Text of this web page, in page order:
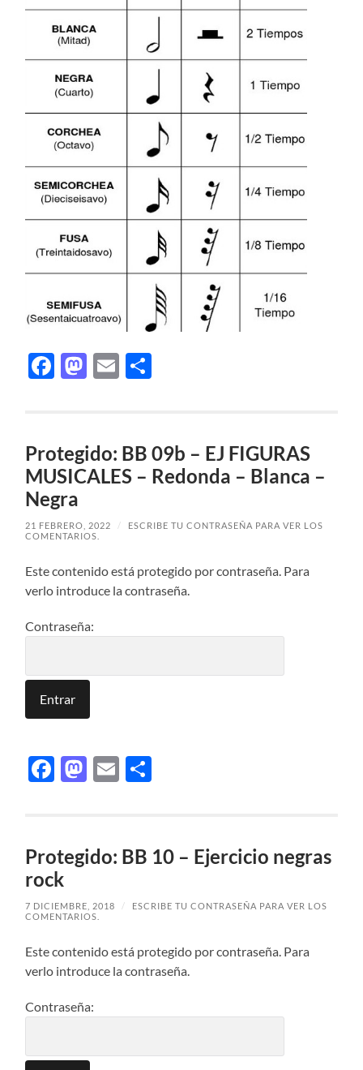
Facebook
Mastodon
Email
Protegido: BB 09b – EJ FIGURAS
MUSICALES – Redonda – Blanca –
Negra
21 FEBRERO, 2022 /
ESCRIBE TU CONTRASEÑA PARA VER LOS
COMENTARIOS.
Este contenido está protegido por contraseña. Para
verlo introduce la contraseña.
Contraseña:
Facebook
Mastodon
Email
Protegido: BB 10 – Ejercicio negras
rock
7 DICIEMBRE, 2018 /
ESCRIBE TU CONTRASEÑA PARA VER LOS
COMENTARIOS.
Este contenido está protegido por contraseña. Para
verlo introduce la contraseña.
Contraseña: